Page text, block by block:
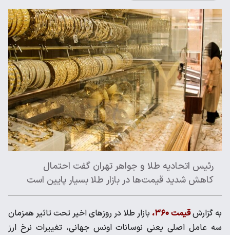
رئیس اتحادیه طلا و جواهر تهران گفت احتمال
کاهش شدید قیمت‌ها در بازار طلا بسیار پایین است
به گزارشقیمت ۳۶۰،
بازار طلا در روزهای اخیر تحت تاثیر همزمان
سه عامل اصلی یعنی نوسانات اونس جهانی، تغییرات نرخ ارز